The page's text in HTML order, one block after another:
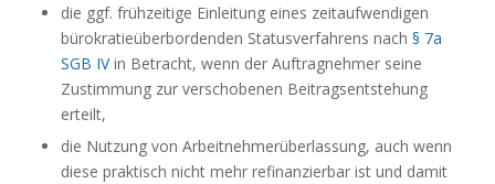
die ggf. frühzeitige Einleitung eines zeitaufwendigen
bürokratieüberbordenden Statusverfahrens nach § 7a
SGB IVin Betracht, wenn der Auftragnehmer seine
Zustimmung zur verschobenen Beitragsentstehung
erteilt,
die Nutzung von Arbeitnehmerüberlassung, auch wenn
diese praktisch nicht mehr refinanzierbar ist und damit